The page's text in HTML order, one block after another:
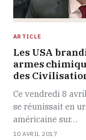
ARTICLE
Les USA
armes
des
Ce vendredi 8
se réunissait en
américaine sur…
10 AVRIL 2017